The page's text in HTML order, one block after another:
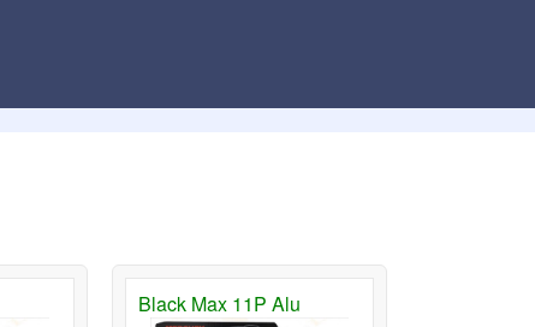
Black Max 11P Alu